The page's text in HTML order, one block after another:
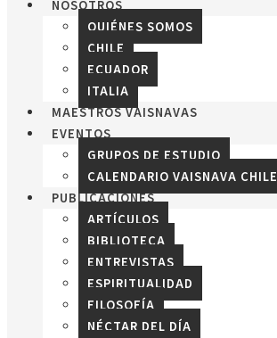
NOSOTROS
QUIÉNES SOMOS
CHILE
ECUADOR
ITALIA
MAESTROS VAISNAVAS
EVENTOS
GRUPOS DE ESTUDIO
CALENDARIO VAISNAVA CHILE
PUBLICACIONES
ARTÍCULOS
BIBLIOTECA
ENTREVISTAS
ESPIRITUALIDAD
FILOSOFÍA
NÉCTAR DEL DÍA